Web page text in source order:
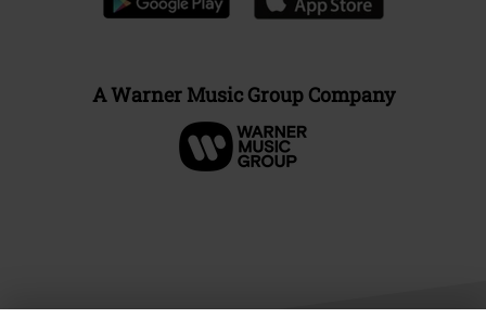
A Warner Music Group Company